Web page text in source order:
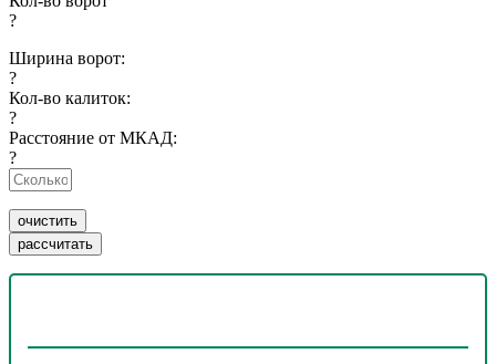
?
Ширина ворот:
?
Кол-во калиток:
?
Расстояние от МКАД:
?